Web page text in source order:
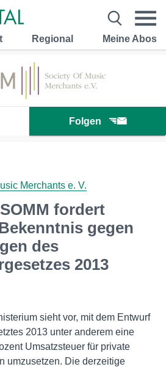
Regional Meine Abos
Folgen
Merchants e. V.
fordert
gegen
des
2013
sieht vor, mit dem Entwurf
2013 unter anderem eine
Umsatzsteuer für private
umzusetzen. Die derzeitige